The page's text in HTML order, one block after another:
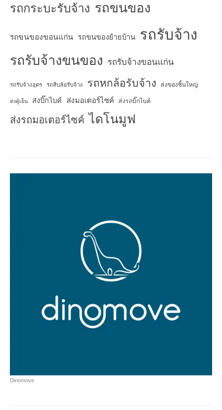
รถกระบะรับจ้าง รถขนของ
รถขนของขอนแก่น รถขนของย้ายบ้าน รถรับจ้าง
รถรับจ้างขนของ รถรับจ้างขอนแก่น
รถรับจ้างอุดร รถสิบล้อรับจ้าง รถหกล้อรับจ้าง ส่งของชิ้นใหญ่
ส่งตู้เย็น ส่งบิ๊กไบค์ ส่งมอเตอร์ไซค์ ส่งรถบิ๊กไบค์
ส่งรถมอเตอร์ไซค์ ไดโนมูฟ
Dinomove